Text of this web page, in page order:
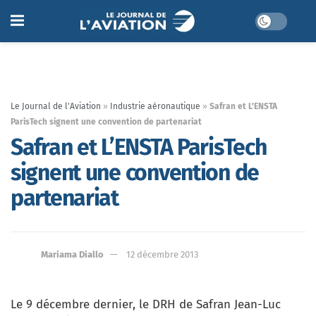
Le Journal de l'Aviation » Industrie aéronautique » Safran et L’ENSTA
ParisTech signent une convention de partenariat
Safran et L’ENSTA ParisTech
signent une convention de
partenariat
Mariama Diallo 12 décembre 2013
Le 9 décembre dernier, le DRH de Safran Jean-Luc